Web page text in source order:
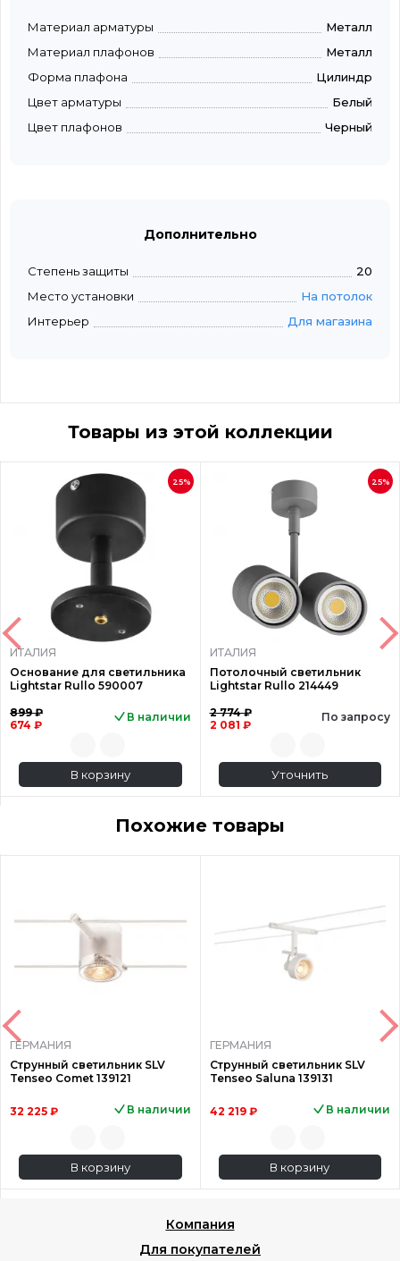
Материал арматуры
Металл
Материал плафонов
Металл
Форма плафона
Цилиндр
Цвет арматуры
Белый
Цвет плафонов
Черный
Дополнительно
Степень защиты
20
Место установки
На потолок
Интерьер
Для магазина
Товары из этой коллекции
25%
ИТАЛИЯ
Основание для светильника
Lightstar Rullo 590007
899 ₽
674 ₽
В наличии
В корзину
25%
ИТАЛИЯ
Потолочный светильник
Lightstar Rullo 214449
2 774 ₽
2 081 ₽
По запросу
Уточнить
Похожие товары
ГЕРМАНИЯ
Струнный светильник SLV
Tenseo Comet 139121
32 225 ₽ В наличии
В корзину
ГЕРМАНИЯ
Струнный светильник SLV
Tenseo Saluna 139131
42 219 ₽ В наличии
В корзину
Компания
Для покупателей